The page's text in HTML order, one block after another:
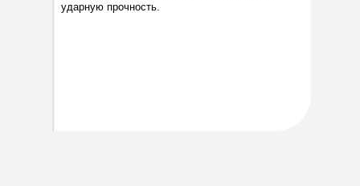
ударную прочность.